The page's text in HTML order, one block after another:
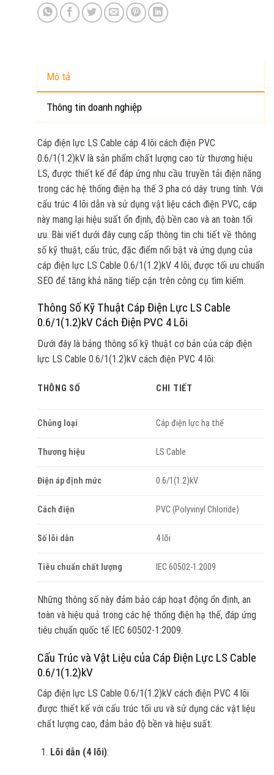
Mô tả
Thông tin doanh nghiệp
Cáp điện lực LS Cable cáp 4 lõi cách điện PVC
0.6/1(1.2)kV là sản phẩm chất lượng cao từ thương hiệu
LS, được thiết kế để đáp ứng nhu cầu truyền tải điện năng
trong các hệ thống điện hạ thế 3 pha có dây trung tính. Với
cấu trúc 4 lõi dẫn và sử dụng vật liệu cách điện PVC, cáp
này mang lại hiệu suất ổn định, độ bền cao và an toàn tối
ưu. Bài viết dưới đây cung cấp thông tin chi tiết về thông
số kỹ thuật, cấu trúc, đặc điểm nổi bật và ứng dụng của
cáp điện lực LS Cable 0.6/1(1.2)kV 4 lõi, được tối ưu chuẩn
SEO để tăng khả năng tiếp cận trên công cụ tìm kiếm.
Thông Số Kỹ Thuật Cáp Điện Lực LS Cable
0.6/1(1.2)kV Cách Điện PVC 4 Lõi
Dưới đây là bảng thông số kỹ thuật cơ bản của cáp điện
lực LS Cable 0.6/1(1.2)kV cách điện PVC 4 lõi:
THÔNG SỐ CHI TIẾT
Chủng loại Cáp điện lực hạ thế
Thương hiệu LS Cable
Điện áp định mức 0.6/1(1.2)kV
Cách điện PVC (Polyvinyl Chloride)
Số lõi dẫn 4 lõi
Tiêu chuẩn chất lượng IEC 60502-1:2009
Những thông số này đảm bảo cáp hoạt động ổn định, an
toàn và hiệu quả trong các hệ thống điện hạ thế, đáp ứng
tiêu chuẩn quốc tế IEC 60502-1:2009.
Cấu Trúc và Vật Liệu của Cáp Điện Lực LS Cable
0.6/1(1.2)kV
Cáp điện lực LS Cable 0.6/1(1.2)kV cách điện PVC 4 lõi
được thiết kế với cấu trúc tối ưu và sử dụng các vật liệu
chất lượng cao, đảm bảo độ bền và hiệu suất:
Lõi dẫn (4 lõi):